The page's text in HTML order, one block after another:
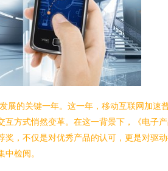
展的关键一年。这一年，移动互联网加速
互方式悄然变革。在这一背景下，《电子
奖，不仅是对优秀产品的认可，更是对驱
检阅。